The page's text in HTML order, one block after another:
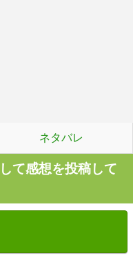
ネタバレ
て感想を投稿して